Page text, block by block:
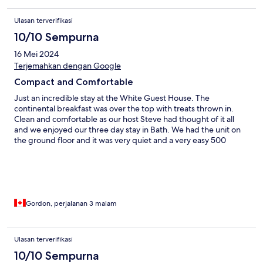
again!
Ulasan terverifikasi
10/10 Sempurna
16 Mei 2024
Terjemahkan dengan Google
Compact and Comfortable
Just an incredible stay at the White Guest House. The
continental breakfast was over the top with treats thrown in.
Clean and comfortable as our host Steve had thought of it all
and we enjoyed our three day stay in Bath. We had the unit on
the ground floor and it was very quiet and a very easy 500
travel shows. We are still talking about the visit to Bath as the
2pm. Go!
Gordon, perjalanan 3 malam
Ulasan terverifikasi
10/10 Sempurna